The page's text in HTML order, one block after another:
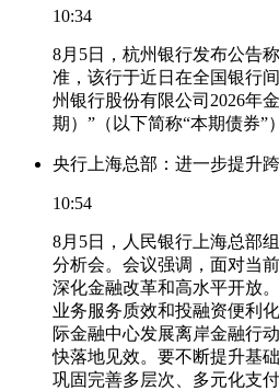
10:34
8月5日，杭州银行发布公告
准，该行于近日在全国银行
州银行股份有限公司2026年
期）”（以下简称“本期债券”
央行上海总部：进一步提升
10:54
8月5日，人民银行上海总部
分析会。会议强调，面对当
深化金融改革和高水平开放
业务服务质效和投融资便利
际金融中心发展离岸金融行
快落地见效。要不断提升基
巩固完善多层次、多元化支